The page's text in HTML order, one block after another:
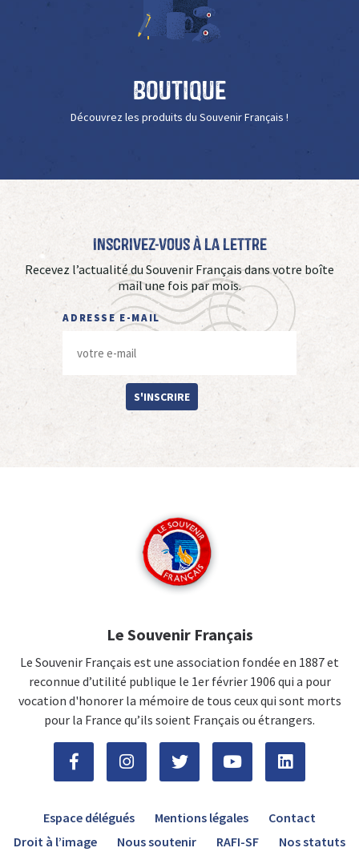
Boutique
Découvrez les produits du Souvenir Français !
Inscrivez-vous à La Lettre
Recevez l’actualité du Souvenir Français dans votre boîte
mail une fois par mois.
ADRESSE E-MAIL
S'INSCRIRE
Le Souvenir Français
Le Souvenir Français est une association fondée en 1887 et
reconnue d’utilité publique le 1er février 1906 qui a pour
vocation d'honorer la mémoire de tous ceux qui sont morts
pour la France qu’ils soient Français ou étrangers.
Espace délégués Mentions légales
Contact
Droit à l’image
Nous soutenir RAFI-SF Nos statuts